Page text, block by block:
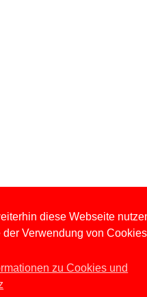
diese Webseite
der Verwendung von Cookies
zu Cookies und